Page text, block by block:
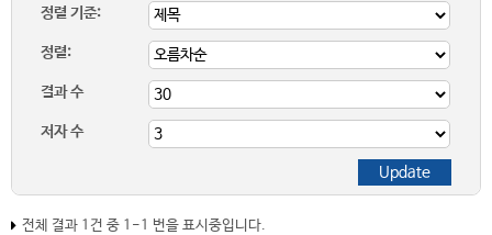
정렬 기준:
정렬:
결과 수
저자 수
전체 결과 1건 중 1-1 번을 표시중입니다.